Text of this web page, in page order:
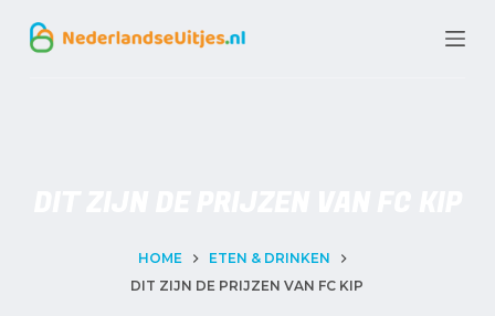
G
HOME
ETEN & DRINKEN
DIT ZIJN DE PRIJZEN VAN FC KIP